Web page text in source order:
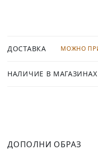
ДОСТАВКА МОЖНО
НАЛИЧИЕ В МАГАЗИНАХ
ДОПОЛНИ ОБРАЗ